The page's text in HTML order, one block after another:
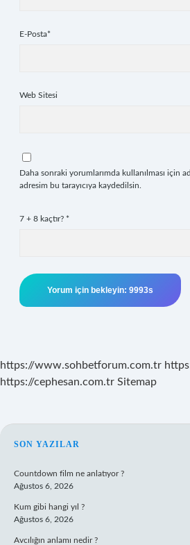
E-Posta*
Web Sitesi
Daha sonraki yorumlarımda kullanılması için
adresim bu tarayıcıya kaydedilsin.
7 + 8 kaçtır? *
https://www.sohbetforum.com.tr
https://cephesan.com.tr Sitemap
SIDEBAR
SON YAZILAR
Countdown film ne anlatıyor ?
Ağustos 6, 2026
Kum gibi hangi yıl ?
Ağustos 6, 2026
Avcılığın anlamı nedir ?